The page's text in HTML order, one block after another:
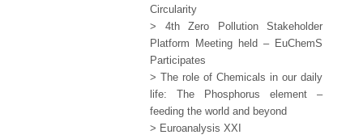
Circularity
> 4th Zero Pollution Stakeholder
Platform Meeting held – EuChemS
Participates
> The role of Chemicals in our daily
life: The Phosphorus element –
feeding the world and beyond
> Euroanalysis XXI